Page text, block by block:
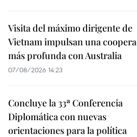
Visita del máximo dirigente de
Vietnam impulsan una
más profunda con Australia
07/08/2026 14:23
Concluye la 33ª Conferencia
Diplomática con nuevas
orientaciones para la política